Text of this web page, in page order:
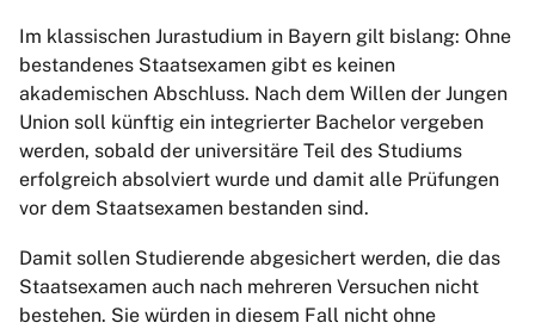
Im klassischen Jurastudium in Bayern gilt bislang: Ohne
bestandenes Staatsexamen gibt es keinen
akademischen Abschluss. Nach dem Willen der Jungen
Union soll künftig ein integrierter Bachelor vergeben
werden, sobald der universitäre Teil des Studiums
erfolgreich absolviert wurde und damit alle Prüfungen
vor dem Staatsexamen bestanden sind.
Damit sollen Studierende abgesichert werden, die das
Staatsexamen auch nach mehreren Versuchen nicht
bestehen. Sie würden in diesem Fall nicht ohne